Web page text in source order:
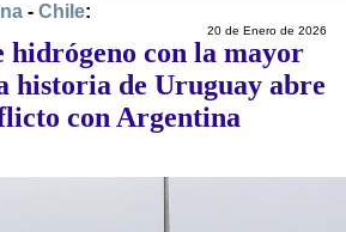
- Chile:
20 de Enero de 2026
hidrógeno con la mayor
historia de Uruguay abre
con Argentina